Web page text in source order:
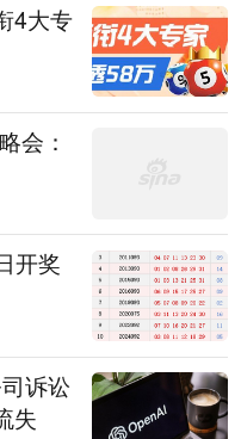
4大专
会：
开奖
诉讼
失